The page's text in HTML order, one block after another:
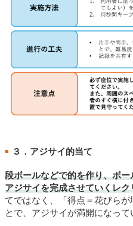
■ ３．アジサイ的当て
段ボールなどで的を作り、ボ
アジサイを完成させていくレク
てではなく、「得点＝花びら
とで、アジサイが満開になって